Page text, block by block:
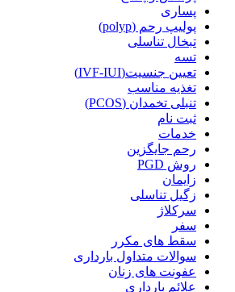
پساری
پولیپ رحم (polyp)
تبخال تناسلی
تسه
تعیین جنسیت(IVF-IUI)
تغذیه مناسب
تنبلی تخمدان (PCOS)
ثبت نام
خدمات
رحم جایگزین
روش PGD
زایمان
زگیل تناسلی
سرکلاژ
سفر
سقط های مکرر
سوالات متداول بارداری
عفونت های زنان
علائم بارداری